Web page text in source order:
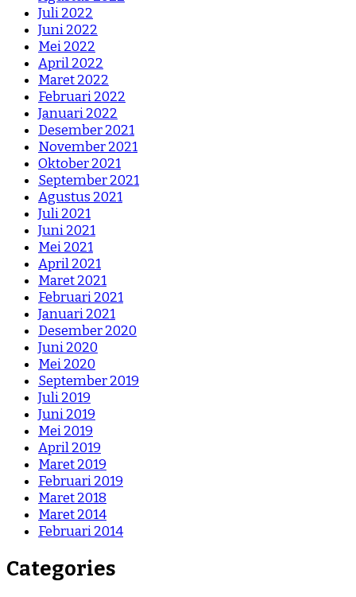
Juli 2022
Juni 2022
Mei 2022
April 2022
Maret 2022
Februari 2022
Januari 2022
Desember 2021
November 2021
Oktober 2021
September 2021
Agustus 2021
Juli 2021
Juni 2021
Mei 2021
April 2021
Maret 2021
Februari 2021
Januari 2021
Desember 2020
Juni 2020
Mei 2020
September 2019
Juli 2019
Juni 2019
Mei 2019
April 2019
Maret 2019
Februari 2019
Maret 2018
Maret 2014
Februari 2014
Categories